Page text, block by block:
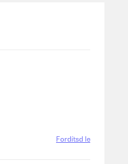
Fordítsd le